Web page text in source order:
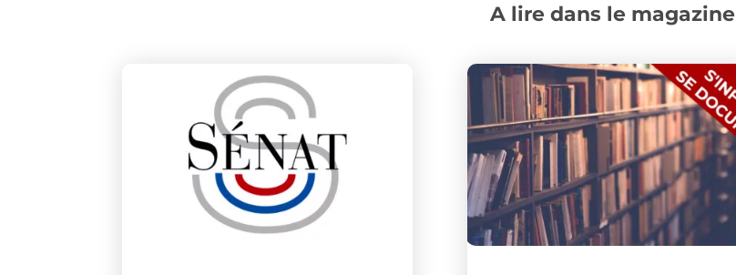
A lire dans le magazine